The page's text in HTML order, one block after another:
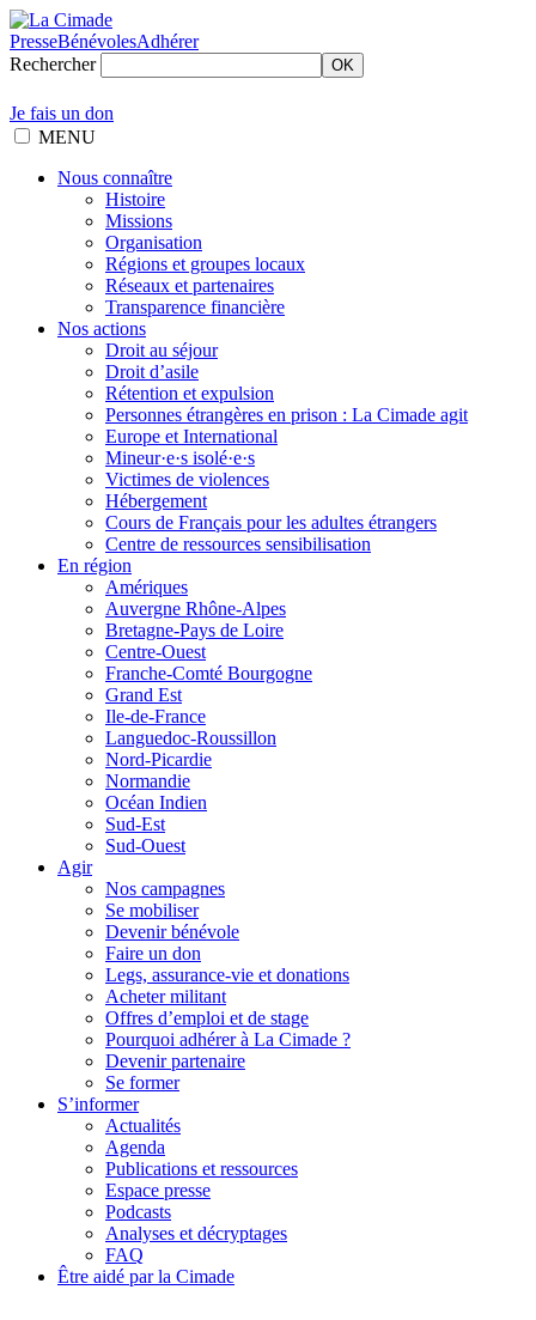
PresseBénévolesAdhérer
Rechercher
OK
Je fais un don
MENU
Nous connaître
Histoire
Missions
Organisation
Régions et groupes locaux
Réseaux et partenaires
Transparence financière
Nos actions
Droit au séjour
Droit d’asile
Rétention et expulsion
Personnes étrangères en prison : La Cimade agit
Europe et International
Mineur·e·s isolé·e·s
Victimes de violences
Hébergement
Cours de Français pour les adultes étrangers
Centre de ressources sensibilisation
En région
Amériques
Auvergne Rhône-Alpes
Bretagne-Pays de Loire
Centre-Ouest
Franche-Comté Bourgogne
Grand Est
Ile-de-France
Languedoc-Roussillon
Nord-Picardie
Normandie
Océan Indien
Sud-Est
Sud-Ouest
Agir
Nos campagnes
Se mobiliser
Devenir bénévole
Faire un don
Legs, assurance-vie et donations
Acheter militant
Offres d’emploi et de stage
Pourquoi adhérer à La Cimade ?
Devenir partenaire
Se former
S’informer
Actualités
Agenda
Publications et ressources
Espace presse
Podcasts
Analyses et décryptages
FAQ
Être aidé par la Cimade